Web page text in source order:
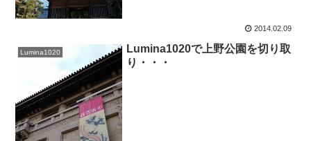
2014.02.09
Lumina1020
Lumina1020で上野公園を切り取
り・・・